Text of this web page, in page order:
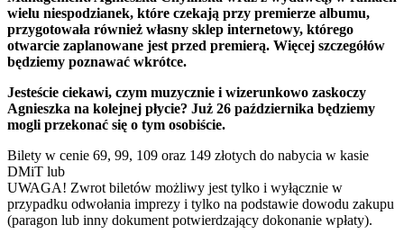
wielu niespodzianek, które czekają przy premierze albumu,
przygotowała również własny sklep internetowy, którego
otwarcie zaplanowane jest przed premierą. Więcej szczegółów
będziemy poznawać wkrótce.
Jesteście ciekawi, czym muzycznie i wizerunkowo zaskoczy
Agnieszka na kolejnej płycie? Już 26 października będziemy
mogli przekonać się o tym osobiście.
Bilety w cenie 69, 99, 109 oraz 149 złotych do nabycia w kasie
DMiT lub
UWAGA! Zwrot biletów możliwy jest tylko i wyłącznie w
przypadku odwołania imprezy i tylko na podstawie dowodu zakupu
(paragon lub inny dokument potwierdzający dokonanie wpłaty).